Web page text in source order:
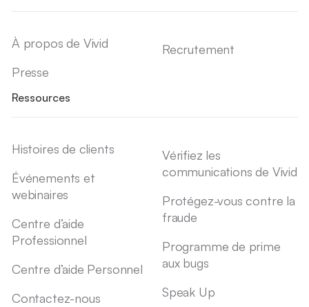
À propos de Vivid
Presse
Recrutement
Ressources
Histoires de clients
Événements et
webinaires
Centre d’aide
Professionnel
Centre d’aide Personnel
Contactez-nous
Vérifiez les
communications de Vivid
Protégez-vous contre la
fraude
Programme de prime
aux bugs
Speak Up